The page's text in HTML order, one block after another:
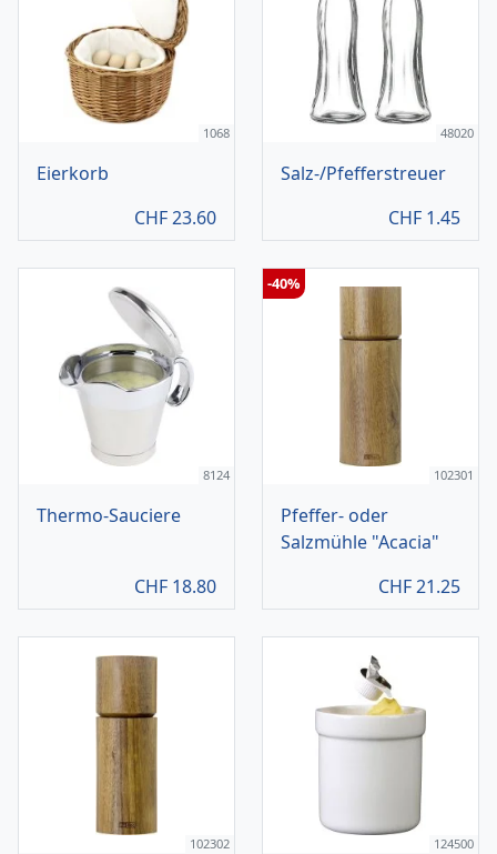
1068
Eierkorb
CHF23.60
48020
Salz-/Pfefferstreuer
CHF 1.45
8124
Thermo-Sauciere
CHF 18.80
102301
Pfeffer- oder
Salzmühle "Acacia"
CHF21.25
-40%
102302 124500